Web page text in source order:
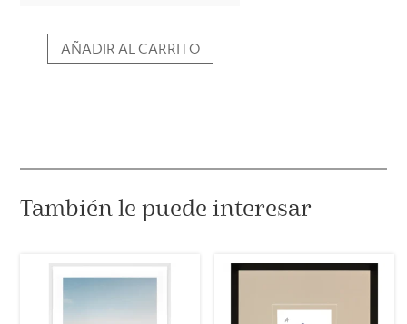
Cuadro
(84x124
AÑADIR AL CARRITO
También le puede interesar